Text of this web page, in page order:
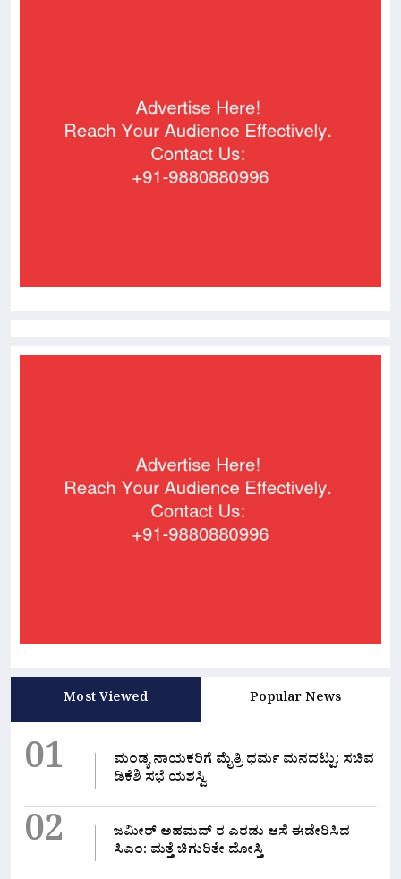
Most Viewed Popular News
01
ಮಂಡ್ಯ ನಾಯಕರಿಗೆ ಮೈತ್ರಿ ಧರ್ಮ ಮನದಟ್ಟು: ಸಚಿವ
ಡಿಕೆಶಿ ಸಭೆ ಯಶಸ್ವಿ
02
ಜಮೀರ್ ಅಹಮದ್ ರ ಎರಡು ಆಸೆ ಈಡೇರಿಸಿದ
ಸಿಎಂ: ಮತ್ತೆ ಚಿಗುರಿತೇ ದೋಸ್ತಿ